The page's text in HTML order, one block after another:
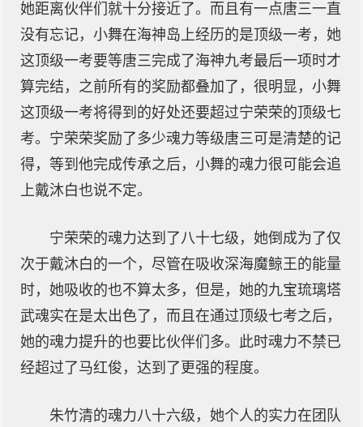
她距离伙伴们就十分接近了。而且有一点唐三一直
没有忘记，小舞在海神岛上经历的是顶级一考，她
这顶级一考要等唐三完成了海神九考最后一项时才
算完结，之前所有的奖励都叠加了，很明显，小舞
这顶级一考将得到的好处还要超过宁荣荣的顶级七
考。宁荣荣奖励了多少魂力等级唐三可是清楚的记
得，等到他完成传承之后，小舞的魂力很可能会追
上戴沐白也说不定。
宁荣荣的魂力达到了八十七级，她倒成为了仅
次于戴沐白的一个，尽管在吸收深海魔鲸王的能量
时，她吸收的也不算太多，但是，她的九宝琉璃塔
武魂实在是太出色了，而且在通过顶级七考之后，
她的魂力提升的也要比伙伴们多。此时魂力不禁已
经超过了马红俊，达到了更强的程度。
朱竹清的魂力八十六级，她个人的实力在团队